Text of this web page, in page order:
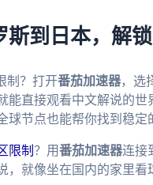
斯到日本，解
制？打开番茄加速器，选
能直接观看中文解说的
节点也能帮你找到稳定
限制 ？用番茄加速器连接
，就像坐在国内的家里